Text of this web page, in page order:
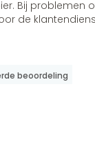
Bij problemen
de
beoordeling